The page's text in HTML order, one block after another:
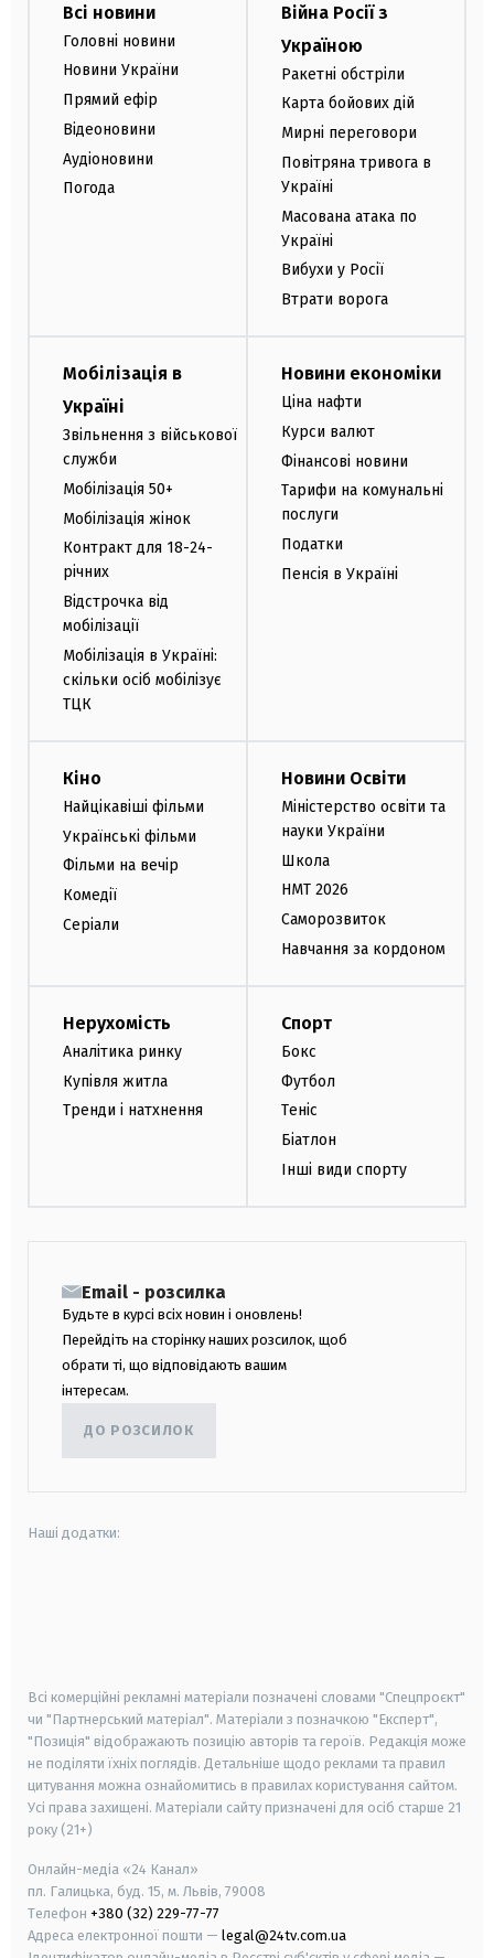
Всі новини
Головні новини
Новини України
Прямий ефір
Відеоновини
Аудіоновини
Погода
Війна Росії з
Україною
Ракетні обстріли
Карта бойових дій
Мирні переговори
Повітряна тривога в
Україні
Масована атака по
Україні
Вибухи у Росії
Втрати ворога
Мобілізація в
Україні
Звільнення з військової
служби
Мобілізація 50+
Мобілізація жінок
Контракт для 18-24-
річних
Відстрочка від
мобілізації
Мобілізація в Україні:
скільки осіб мобілізує
ТЦК
Новини економіки
Ціна нафти
Курси валют
Фінансові новини
Тарифи на комунальні
послуги
Податки
Пенсія в Україні
Кіно
Найцікавіші фільми
Українські фільми
Фільми на вечір
Комедії
Серіали
Новини Освіти
Міністерство освіти та
науки України
Школа
НМТ 2026
Саморозвиток
Навчання за кордоном
Нерухомість
Аналітика ринку
Купівля житла
Тренди і натхнення
Спорт
Бокс
Футбол
Теніс
Біатлон
Інші види спорту
Email - розсилка
Будьте в курсі всіх новин і оновлень!
Перейдіть на сторінку наших розсилок, щоб
обрати ті, що відповідають вашим
інтересам.
ДО РОЗСИЛОК
Наші додатки:
Всі комерційні рекламні матеріали позначені словами "Спецпроєкт"
чи "Партнерський матеріал". Матеріали з позначкою "Експерт",
"Позиція" відображають позицію авторів та героїв. Редакція може
не поділяти їхніх поглядів. Детальніше щодо реклами та правил
цитування можна ознайомитись в правилах користування сайтом.
Усі права захищені. Матеріали сайту призначені для осіб старше 21
року (21+)
Онлайн-медіа «24 Канал»
пл. Галицька, буд. 15, м. Львів, 79008
Телефон +380 (32) 229-77-77
Адреса електронної пошти — legal@24tv.com.ua